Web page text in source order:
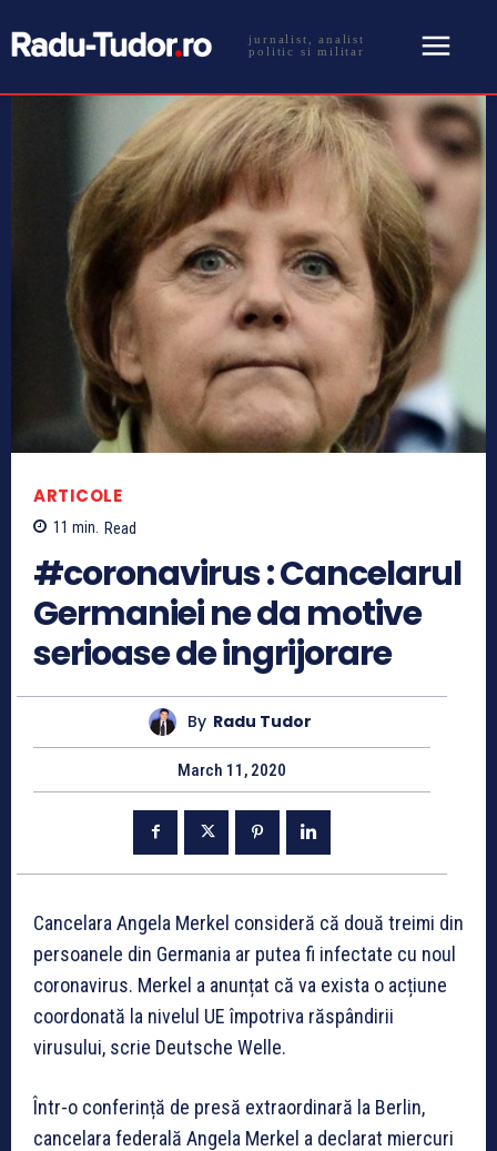
jurnalist, analist
politic si militar
ARTICOLE
11 min. Read
#coronavirus : Cancelarul
Germaniei ne da motive
serioase de ingrijorare
By Radu Tudor
March 11, 2020
Cancelara Angela Merkel consideră că două treimi din
persoanele din Germania ar putea fi infectate cu noul
coronavirus. Merkel a anunțat că va exista o acțiune
coordonată la nivelul UE împotriva răspândirii
virusului, scrie Deutsche Welle.
Într-o conferință de presă extraordinară la Berlin,
cancelara federală Angela Merkel a declarat miercuri